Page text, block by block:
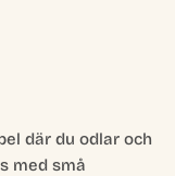
där du odlar och
med små